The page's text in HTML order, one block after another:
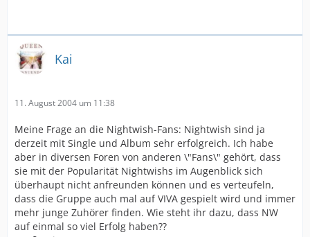
Kai
11. August 2004 um 11:38
Meine Frage an die Nightwish-Fans: Nightwish sind ja
derzeit mit Single und Album sehr erfolgreich. Ich habe
aber in diversen Foren von anderen \"Fans\" gehört, dass
sie mit der Popularität Nightwishs im Augenblick sich
überhaupt nicht anfreunden können und es verteufeln,
dass die Gruppe auch mal auf VIVA gespielt wird und immer
mehr junge Zuhörer finden. Wie steht ihr dazu, dass NW
auf einmal so viel Erfolg haben??